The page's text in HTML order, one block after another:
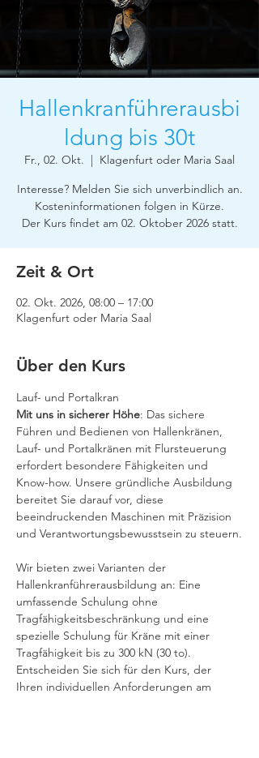
Hallenkranführerausbi
ldung bis 30t
Fr., 02. Okt.
  |
Klagenfurt oder Maria Saal
Interesse? Melden Sie sich unverbindlich an.
Kosteninformationen folgen in Kürze.
Der Kurs findet am 02. Oktober 2026 statt.
Zeit & Ort
02. Okt. 2026, 08:00 – 17:00
Klagenfurt oder Maria Saal
Über den Kurs
Lauf- und Portalkran
Mit uns in sicherer Höhe: Das sichere
Führen und Bedienen von Hallenkränen,
Lauf- und Portalkränen mit Flursteuerung
erfordert besondere Fähigkeiten und
Know-how. Unsere gründliche Ausbildung
bereitet Sie darauf vor, diese
beeindruckenden Maschinen mit Präzision
und Verantwortungsbewusstsein zu steuern.
Wir bieten zwei Varianten der
Hallenkranführerausbildung an: Eine
umfassende Schulung ohne
Tragfähigkeitsbeschränkung und eine
spezielle Schulung für Kräne mit einer
Tragfähigkeit bis zu 300 kN (30 to).
Entscheiden Sie sich für den Kurs, der
Ihren individuellen Anforderungen am